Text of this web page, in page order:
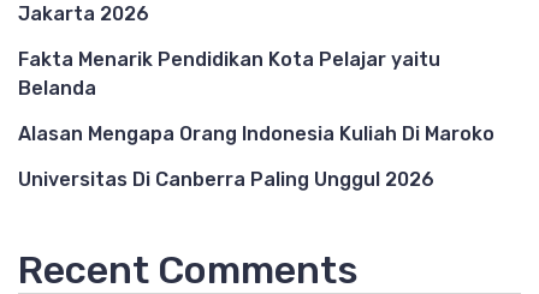
Jakarta 2026
Fakta Menarik Pendidikan Kota Pelajar yaitu
Belanda
Alasan Mengapa Orang Indonesia Kuliah Di Maroko
Universitas Di Canberra Paling Unggul 2026
Recent Comments